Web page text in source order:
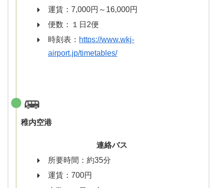
運賃：7,000円～16,000円
便数：１日2便
時刻表： https://www.wkj-
airport.jp/timetables/
稚内空港
連絡バス
所要時間：約35分
運賃：700円